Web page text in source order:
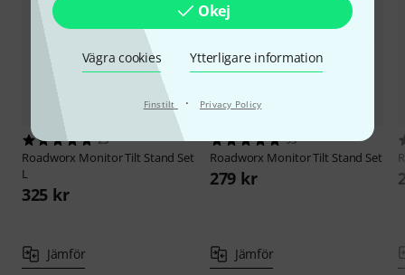
Okej
Vägra cookies Ytterligare information
Finstilt · Privacy Policy
23
Roadworx Monitor Tilt Stand Set
L
325 kr
Jämför
93
Roadworx Monitor Tilt Stand Set
279 kr
Jämför